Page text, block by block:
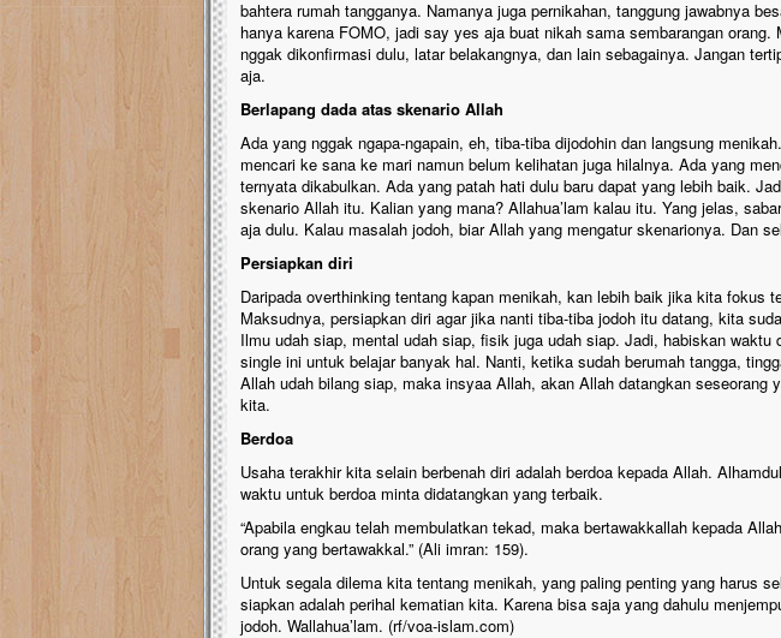
bahtera rumah tangganya. Namanya juga pernikahan, tanggung jawabnya
hanya karena FOMO, jadi say yes aja buat nikah sama sembarangan orang.
nggak dikonfirmasi dulu, latar belakangnya, dan lain sebagainya. Jangan
aja.
Berlapang dada atas skenario Allah
Ada yang nggak ngapa-ngapain, eh, tiba-tiba dijodohin dan langsung
mencari ke sana ke mari namun belum kelihatan juga hilalnya. Ada yang
ternyata dikabulkan. Ada yang patah hati dulu baru dapat yang lebih baik.
skenario Allah itu. Kalian yang mana? Allahua’lam kalau itu. Yang jelas,
aja dulu. Kalau masalah jodoh, biar Allah yang mengatur skenarionya. Dan
Persiapkan diri
Daripada overthinking tentang kapan menikah, kan lebih baik jika kita fokus
Maksudnya, persiapkan diri agar jika nanti tiba-tiba jodoh itu datang, kita
Ilmu udah siap, mental udah siap, fisik juga udah siap. Jadi, habiskan waktu
single ini untuk belajar banyak hal. Nanti, ketika sudah berumah tangga,
Allah udah bilang siap, maka insyaa Allah, akan Allah datangkan seseorang
kita.
Berdoa
Usaha terakhir kita selain berbenah diri adalah berdoa kepada Allah.
waktu untuk berdoa minta didatangkan yang terbaik.
“Apabila engkau telah membulatkan tekad, maka bertawakkallah kepada
orang yang bertawakkal.” (Ali imran: 159).
Untuk segala dilema kita tentang menikah, yang paling penting yang harus
siapkan adalah perihal kematian kita. Karena bisa saja yang dahulu
jodoh. Wallahua’lam. (rf/voa-islam.com)